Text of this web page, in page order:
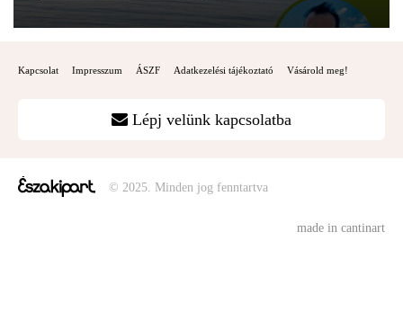
Kapcsolat Impresszum ÁSZF Adatkezelési tájékoztató Vásárold meg!
Lépj velünk kapcsolatba
© 2025. Minden jog fenntartva
made in cantinart